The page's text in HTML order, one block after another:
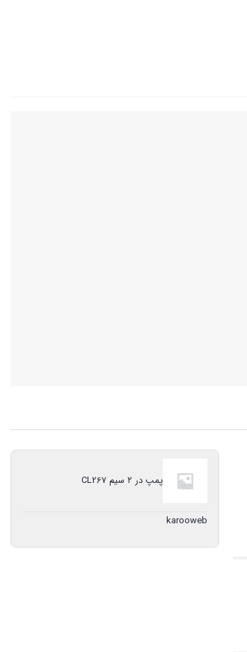
پمپ در ۲ سیم CL267
karooweb